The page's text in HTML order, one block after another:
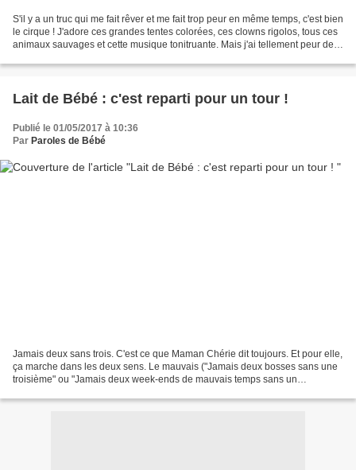
S'il y a un truc qui me fait rêver et me fait trop peur en même temps, c'est bien
le cirque ! J'adore ces grandes tentes colorées, ces clowns rigolos, tous ces
animaux sauvages et cette musique tonitruante. Mais j'ai tellement peur de
Lait de Bébé : c'est reparti pour un tour !
Publié le 01/05/2017 à 10:36
Par Paroles de Bébé
Jamais deux sans trois. C'est ce que Maman Chérie dit toujours. Et pour elle,
ça marche dans les deux sens. Le mauvais ("Jamais deux bosses sans une
troisième" ou "Jamais deux week-ends de mauvais temps sans un